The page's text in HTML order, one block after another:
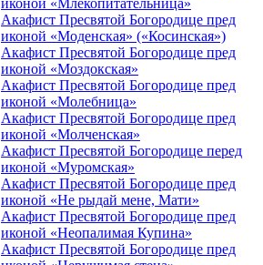
иконой «Млекопитательница»
Акафист Пресвятой Богородице пред
иконой «Моденская» («Косинская»)
Акафист Пресвятой Богородице пред
иконой «Моздокская»
Акафист Пресвятой Богородице пред
иконой «Молебница»
Акафист Пресвятой Богородице пред
иконой «Молченская»
Акафист Пресвятой Богородице перед
иконой «Муромская»
Акафист Пресвятой Богородице пред
иконой «Не рыдай мене, Мати»
Акафист Пресвятой Богородице пред
иконой «Неопалимая Купина»
Акафист Пресвятой Богородице пред